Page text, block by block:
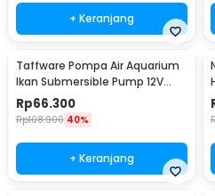
+ Keranjang
Taffware Pompa Air Aquarium
Ikan Submersible Pump 12V
22W - 12V5M
Rp66.300
Rp108.900 40%
+ Keranjang